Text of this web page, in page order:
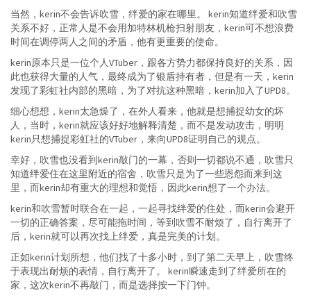
当然，kerin不会告诉吹雪，绊爱的家在哪里。 kerin知道绊爱和吹雪
关系不好，正常人是不会用加特林机枪扫射朋友，kerin可不想浪费
时间在调停两人之间的矛盾，他有更重要的使命。
kerin原本只是一位个人VTuber，跟各方势力都保持良好的关系，因
此也获得大量的人气，最终成为了银盾持有者，但是有一天，kerin
发现了彩虹社内部的黑暗，为了对抗这种黑暗，kerin加入了UPD8。
细心想想，kerin太急燥了，在外人看来，他就是想捕捉幼女的坏
人，当时，kerin就应该好好地解释清楚，而不是发动攻击，明明
kerin只想捕捉彩虹社的VTuber，来向UPD8证明自己的观点。
幸好，吹雪也没看到kerin敲门的一幕，否则一切都说不通，吹雪只
知道绊爱住在这里附近的宿舍，吹雪只是为了一些恩怨而来到这
里，而kerin却有重大的理想和觉悟，因此kerin想了一个办法。
kerin和吹雪暂时联合在一起，一起寻找绊爱的住处，而kerin会避开
一切的正确答案，尽可能拖时间，等到吹雪不耐烦了，自行离开了
后，kerin就可以再次找上绊爱，真是完美的计划。
正如kerin计划所想，他们找了十多小时，到了第二天早上，吹雪终
于表现出耐烦的表情，自行离开了。 kerin瞬速走到了绊爱所在的
家，这次kerin不再敲门，而是选择按一下门钟。